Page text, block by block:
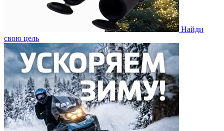
Найди
свою цель